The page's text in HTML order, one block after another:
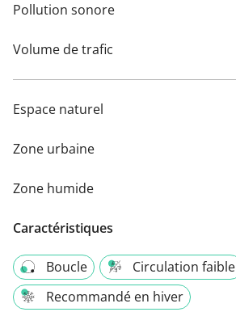
Pollution sonore
Volume de trafic
Espace naturel
Zone urbaine
Zone humide
Caractéristiques
Boucle
Circulation faible
Recommandé en hiver